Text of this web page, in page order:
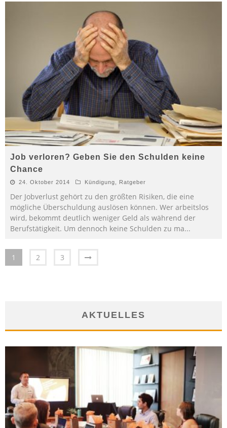
Job verloren? Geben Sie den Schulden keine
Chance
24. Oktober 2014 Kündigung Ratgeber
Der Jobverlust gehört zu den größten Risiken, die eine
mögliche Überschuldung auslösen können. Wer arbeitslos
wird, bekommt deutlich weniger Geld als während der
Berufstätigkeit. Um dennoch keine Schulden zu ma...
1 2 3
AKTUELLES